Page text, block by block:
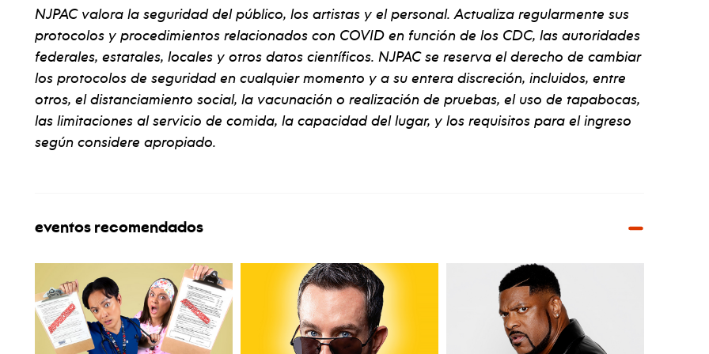
NJPAC valora la seguridad del público, los artistas y el personal. Actualiza regularmente sus
protocolos y procedimientos relacionados con COVID en función de los CDC, las autoridades
federales, estatales, locales y otros datos científicos. NJPAC se reserva el derecho de cambiar
los protocolos de seguridad en cualquier momento y a su entera discreción, incluidos, entre
otros, el distanciamiento social, la vacunación o realización de pruebas, el uso de tapabocas,
las limitaciones al servicio de comida, la capacidad del lugar, y los requisitos para el ingreso
según considere apropiado.
eventos recomendados